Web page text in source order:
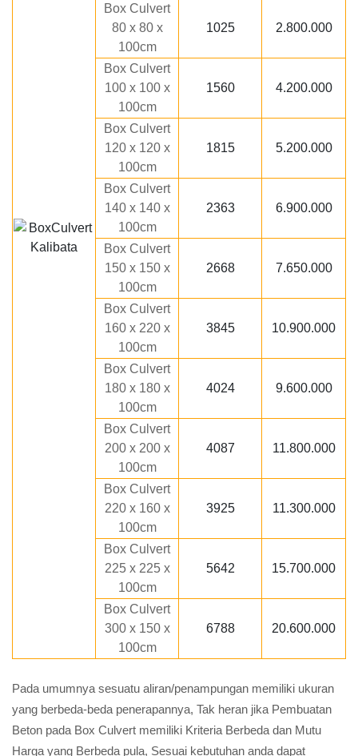
Box Culvert
80 x 80 x
100cm
1025 2.800.000
Box Culvert
100 x 100 x
100cm
1560 4.200.000
Box Culvert
120 x 120 x
100cm
1815 5.200.000
Box Culvert
140 x 140 x
100cm
2363 6.900.000
Box Culvert
150 x 150 x
100cm
2668 7.650.000
Box Culvert
160 x 220 x
100cm
3845 10.900.000
Box Culvert
180 x 180 x
100cm
4024 9.600.000
Box Culvert
200 x 200 x
100cm
4087 11.800.000
Box Culvert
220 x 160 x
100cm
3925 11.300.000
Box Culvert
225 x 225 x
100cm
5642 15.700.000
Box Culvert
300 x 150 x
100cm
6788 20.600.000
Pada umumnya sesuatu aliran/penampungan memiliki ukuran
yang berbeda-beda penerapannya, Tak heran jika Pembuatan
Beton pada Box Culvert memiliki Kriteria Berbeda dan Mutu
Harga yang Berbeda pula, Sesuai kebutuhan anda dapat